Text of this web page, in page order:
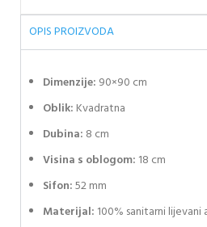
OPIS PROIZVODA
Dimenzije: 90×90 cm
Oblik: Kvadratna
Dubina: 8 cm
Visina s oblogom: 18 cm
Sifon:52 mm
Materijal: 100% sanitarni lijevani